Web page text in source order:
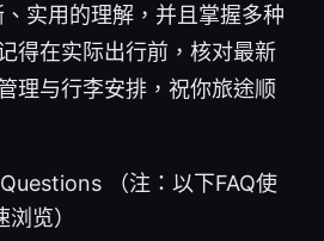
实用的理解，并且掌握多种
得在实际出行前，核对最新
理与行李安排，祝你旅途顺
（注：以下FAQ使
览）